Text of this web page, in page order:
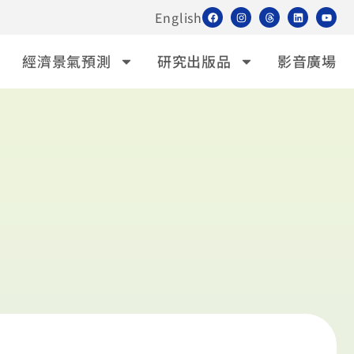
English
經濟景氣預測 研究出版品 影音廣場